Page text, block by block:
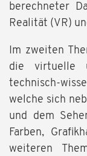
berechneter
Realität (VR)
Im zweiten
die virtuelle
technisch-
welche sich
und dem
Farben,
weiteren